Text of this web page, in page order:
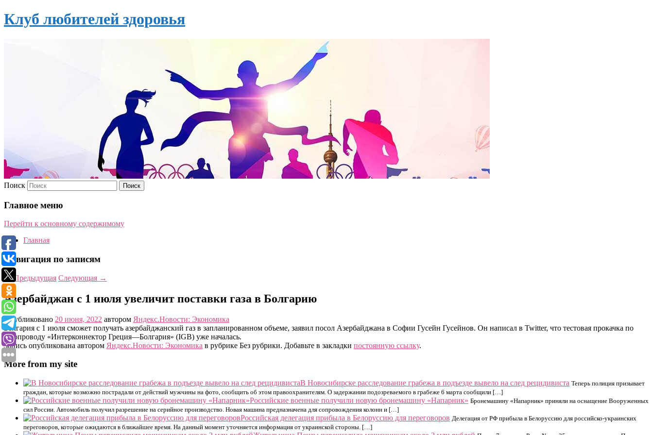
Клуб любителей здоровья
Поиск
Главное меню
Перейти к основному содержимому
Главная
Навигация по записям
←Предыдущая Следующая →
Азербайджан с 1 июля увеличит поставки газа в Болгарию
Опубликовано 20 июня, 2022 автором Яндекс.Новости: Экономика
Болгария с 1 июля сможет получать азербайджанский газ в запланированном объеме, заявил посол Азербайджана в Софии Гусейн Гусейнов. Он написал в Twitter, что тестовая прокачка по
газопроводу «Интерконнектор Греция—Болгария» (IGB) уже началась.
Запись опубликована автором Яндекс.Новости: Экономика в рубрике Без рубрики. Добавьте в закладки постоянную ссылку.
More from my site
В Новосибирске расследование грабежа в подъезде вывело на след рецидивиста Теперь полиция призывает
граждан, которые возможно пострадали от действий мужчины на фото, сообщить об этом правоохранителям. О задержании подозреваемого в грабеже 6 марта сообщили […]
Российские военные получили новую бронемашину «Напарник» Бронемашину «Напарник» приняли на оснащение Вооруженных
сил России. Автомобиль получил разрешение на серийное производство. Новая машина предназначена для сопровождения колонн и […]
Российская делегация прибыла в Белоруссию для переговоров Делегация от РФ прибыла в Белоруссию для российско-украинских
переговоров, которые ожидаются в ближайшее время. На данный момент уточняется информация от украинской стороны. […]